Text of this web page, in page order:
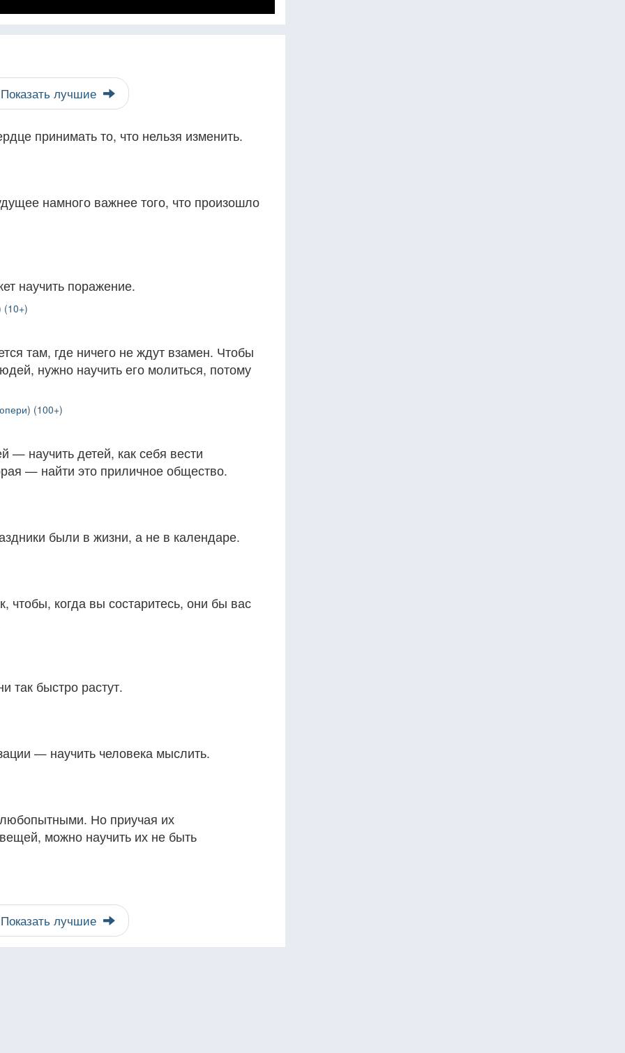
Показать лучшие
принимать то, что нельзя изменить.
намного важнее того, что произошло
научить поражение.
(10+)
там, где ничего не ждут взамен. Чтобы
нужно научить его молиться, потому
(100+)
— научить детей, как себя вести
— найти это приличное общество.
были в жизни, а не в календаре.
чтобы, когда вы состаритесь, они бы вас
так быстро растут.
— научить человека мыслить.
Но приучая их
можно научить их не быть
Показать лучшие